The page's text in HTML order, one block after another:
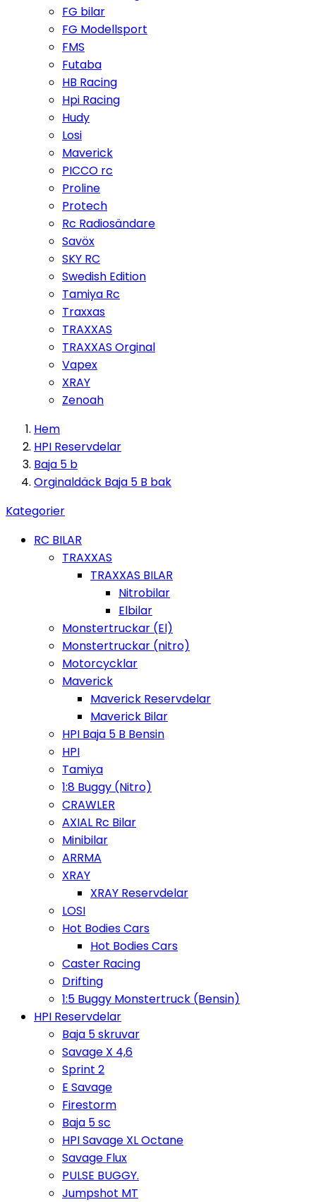
FG bilar
FG Modellsport
FMS
Futaba
HB Racing
Hpi Racing
Hudy
Losi
Maverick
PICCO rc
Proline
Protech
Rc Radiosändare
Savöx
SKY RC
Swedish Edition
Tamiya Rc
Traxxas
TRAXXAS
TRAXXAS Orginal
Vapex
XRAY
Zenoah
Hem
HPI Reservdelar
Baja 5 b
Orginaldäck Baja 5 B bak
Kategorier
RC BILAR
TRAXXAS
TRAXXAS BILAR
Nitrobilar
Elbilar
Monstertruckar (El)
Monstertruckar (nitro)
Motorcycklar
Maverick
Maverick Reservdelar
Maverick Bilar
HPI Baja 5 B Bensin
HPI
Tamiya
1:8 Buggy (Nitro)
CRAWLER
AXIAL Rc Bilar
Minibilar
ARRMA
XRAY
XRAY Reservdelar
LOSI
Hot Bodies Cars
Hot Bodies Cars
Caster Racing
Drifting
1:5 Buggy Monstertruck (Bensin)
HPI Reservdelar
Baja 5 skruvar
Savage X 4,6
Sprint 2
E Savage
Firestorm
Baja 5 sc
HPI Savage XL Octane
Savage Flux
PULSE BUGGY.
Jumpshot MT